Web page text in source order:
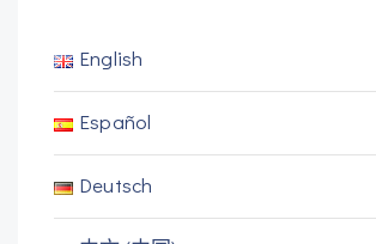
English
Español
Deutsch